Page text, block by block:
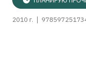
2010 г.